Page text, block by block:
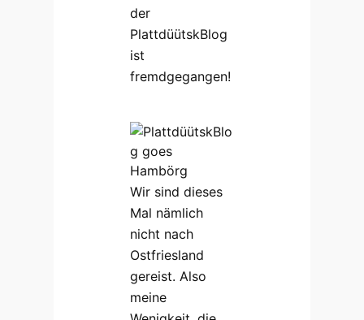
der
PlattdüütskBlog
ist
fremdgegangen!
Wir sind dieses
Mal nämlich
nicht nach
Ostfriesland
gereist.Also
meine